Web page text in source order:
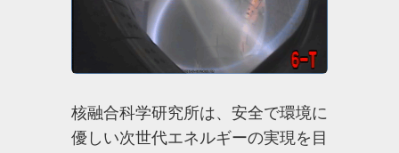
核融合科学研究所は、安全で環境に
優しい次世代エネルギーの実現を目